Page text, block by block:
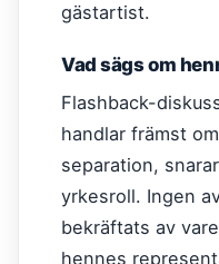
gästartist.
Vad sägs om
Flashback-
handlar främst
separation,
yrkesroll. Ingen
bekräftats av
hennes